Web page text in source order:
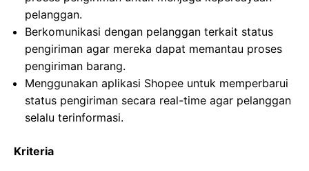
pelanggan.
Berkomunikasi dengan pelanggan terkait status
pengiriman agar mereka dapat memantau proses
pengiriman barang.
Menggunakan aplikasi Shopee untuk memperbarui
status pengiriman secara real-time agar pelanggan
selalu terinformasi.
Kriteria